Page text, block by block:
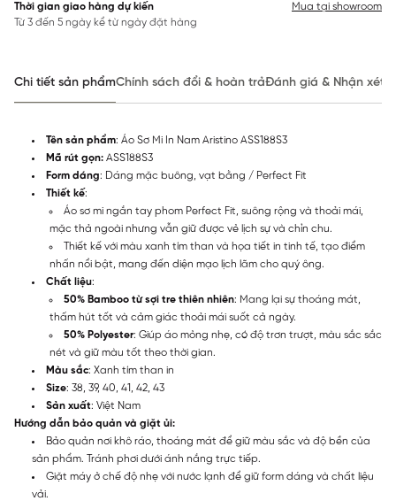
Thời gian giao hàng dự kiến
Từ 3 đến 5 ngày kể từ ngày đặt hàng
Mua tại showroom
Chi tiết sản phẩmChính sách đổi & hoàn trảĐánh giá & Nhận xét
Tên sản phẩm: Áo Sơ Mi In Nam Aristino ASS188S3
Mã rút gọn: ASS188S3
Form dáng: Dáng mặc buông, vạt bằng / Perfect Fit
Thiết kế:
Áo sơ mi ngắn tay phom Perfect Fit, suông rộng và thoải mái,
mặc thả ngoài nhưng vẫn giữ được vẻ lịch sự và chỉn chu.
Thiết kế với màu xanh tím than và họa tiết in tinh tế, tạo điểm
nhấn nổi bật, mang đến diện mạo lịch lãm cho quý ông.
Chất liệu:
50% Bamboo từ sợi tre thiên nhiên: Mang lại sự thoáng mát,
thấm hút tốt và cảm giác thoải mái suốt cả ngày.
50% Polyester: Giúp áo mỏng nhẹ, có độ trơn trượt, màu sắc sắc
nét và giữ màu tốt theo thời gian.
Màu sắc: Xanh tím than in
Size: 38, 39, 40, 41, 42, 43
Sản xuất: Việt Nam
Hướng dẫn bảo quản và giặt ủi:
Bảo quản nơi khô ráo, thoáng mát để giữ màu sắc và độ bền của
sản phẩm. Tránh phơi dưới ánh nắng trực tiếp.
Giặt máy ở chế độ nhẹ với nước lạnh để giữ form dáng và chất liệu
vải.